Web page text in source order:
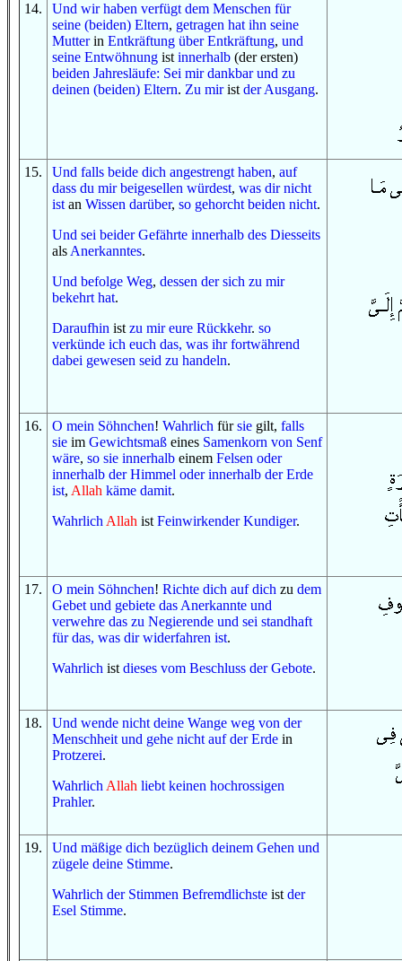
14. Und wir haben verfügt dem Menschen für
seine (beiden) Eltern, getragen hat ihn seine
Mutterin Entkräftung über Entkräftung, und
seine Entwöhnung ist innerhalb (der ersten)
beiden Jahresläufe: Sei mirdankbar und zu
deinen (beiden) Eltern. Zu mirist der Ausgang.
15. Und falls beide dich angestrengt haben, auf
dass du mirbeigesellen würdest, was dir nicht
ist an Wissen darüber, so gehorcht beiden nicht.
Und sei beider Gefährte innerhalb des Diesseits
als Anerkanntes.
Und befolge Weg, dessen der sich zu mir
bekehrt hat.
Daraufhin ist zu mir eure Rückkehr. so
verkünde ich euch das, was ihr fortwährend
dabei gewesen seid zu handeln.
16. O mein Söhnchen! Wahrlich fürsie gilt, falls
sie im Gewichtsmaß eines Samenkorn von Senf
wäre, so sie innerhalb einem Felsen oder
innerhalb der Himmel oder innerhalb der Erde
ist, Allah käme damit.
Wahrlich Allah ist Feinwirkender Kundiger.
17. O mein Söhnchen! Richte dich auf dich zu dem
Gebet und gebiete das Anerkannte und
verwehre das zu Negierende und sei standhaft
für das, was dir widerfahren ist.
Wahrlich ist dieses vom Beschluss der Gebote.
18. Und wende nicht deine Wange weg von der
Menschheit und gehe nicht auf der Erde in
Protzerei.
Wahrlich Allah liebt keinen hochrossigen
Prahler.
19. Und mäßige dich bezüglich deinem Gehen und
zügele deine Stimme.
Wahrlich der Stimmen Befremdlichste ist der
Esel Stimme.